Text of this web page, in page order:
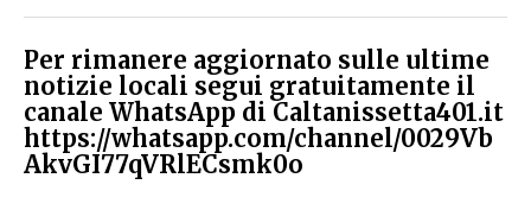
Per rimanere aggiornato sulle ultime
notizie locali segui gratuitamente il
canale WhatsApp di Caltanissetta401.it
https://whatsapp.com/channel/0029Vb
AkvGI77qVRlECsmk0o